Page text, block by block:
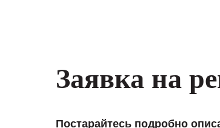
Заявка на
Постарайтесь подробно